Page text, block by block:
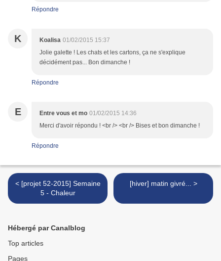
Répondre
K Koalisa 01/02/2015 15:37
Jolie galette ! Les chats et les cartons, ça ne s'explique
décidément pas... Bon dimanche !
Répondre
E Entre vous et mo 01/02/2015 14:36
Merci d'avoir répondu ! <br /> <br /> Bises et bon dimanche !
Répondre
< [projet 52-2015] Semaine
5 - Chaleur
[hiver] matin givré... >
Hébergé par Canalblog
Top articles
Pages